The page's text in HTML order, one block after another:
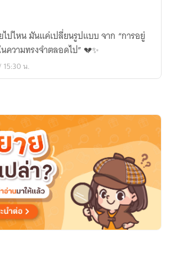
จาก “การอยู่
รอยู่ในความทรงจำตลอดไป” 💔✨
น.